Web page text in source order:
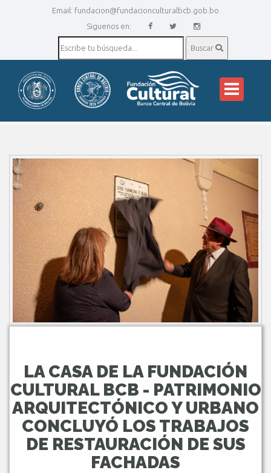
Email: fundacion@fundacionculturalbcb.gob.bo
Siguenos en:
Buscar
LA CASA DE LA FUNDACIÓN
CULTURAL BCB - PATRIMONIO
ARQUITECTÓNICO Y URBANO
CONCLUYÓ LOS TRABAJOS
DE RESTAURACIÓN DE SUS
FACHADAS